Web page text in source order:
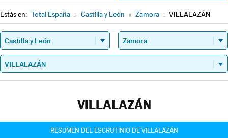
Estás en: Total España » Castilla y León » Zamora » VILLALAZÁN
VILLALAZÁN
RESUMEN DEL ESCRUTINIO DE VILLALAZÁN